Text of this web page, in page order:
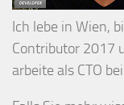
Ich lebe in Wien,
Contributor 2017
arbeite als CTO